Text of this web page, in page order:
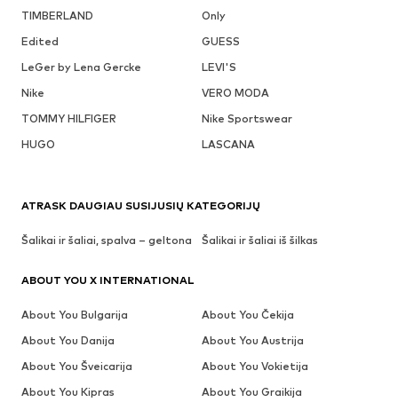
TIMBERLAND
Only
Edited
GUESS
LeGer by Lena Gercke
LEVI'S
Nike
VERO MODA
TOMMY HILFIGER
Nike Sportswear
HUGO
LASCANA
ATRASK DAUGIAU SUSIJUSIŲ KATEGORIJŲ
Šalikai ir šaliai, spalva – geltona Šalikai ir šaliai iš šilkas
ABOUT YOU X INTERNATIONAL
About You Bulgarija
About You Čekija
About You Danija
About You Austrija
About You Šveicarija
About You Vokietija
About You Kipras
About You Graikija